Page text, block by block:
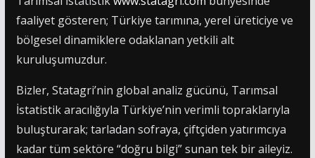
faaliyet gösteren; Türkiye tarımına, yerel üreticiye ve
bölgesel dinamiklere odaklanan yetkili alt
kuruluşumuzdur.
Bizler, Statagri’nin global analiz gücünü, Tarımsal
İstatistik aracılığıyla Türkiye’nin verimli topraklarıyla
buluşturarak; tarladan sofraya, çiftçiden yatırımcıya
kadar tüm sektöre “doğru bilgi” sunan tek bir aileyiz.